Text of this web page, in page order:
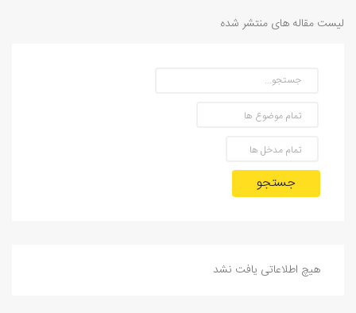
لیست مقاله های منتشر شده
جستجو
هیچ اطلاعاتی یافت نشد